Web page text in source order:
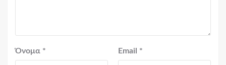
Όνομα * Email *